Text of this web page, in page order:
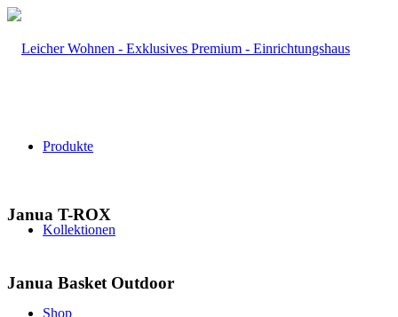
Produkte
Kollektionen
Shop
Janua T-ROX
Janua Basket Outdoor